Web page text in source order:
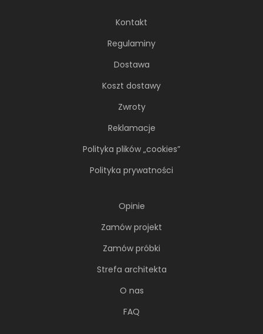
Kontakt
Regulaminy
Dostawa
Koszt dostawy
Zwroty
Reklamacje
Polityka plików „cookies”
Polityka prywatności
Opinie
Zamów projekt
Zamów próbki
Strefa architekta
O nas
FAQ